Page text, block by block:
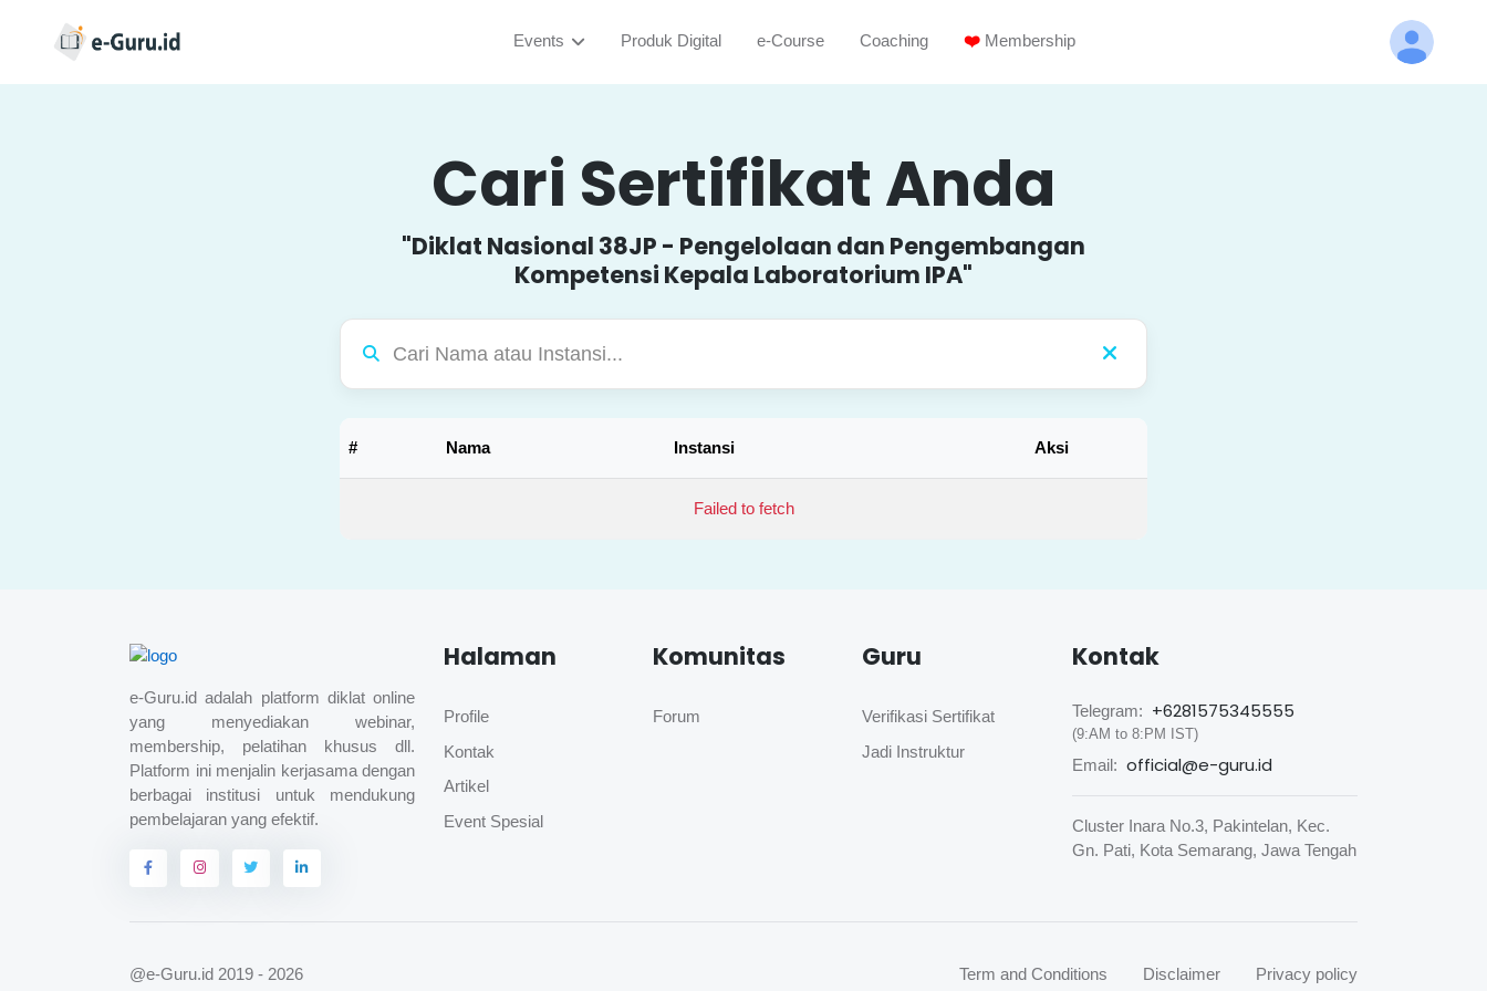
Events Produk Digital e-Course Coaching ❤️Membership
Cari Sertifikat Anda
"Diklat Nasional 38JP - Pengelolaan dan Pengembangan
Kompetensi Kepala Laboratorium IPA"
# Nama Instansi Aksi
Failed to fetch
e-Guru.id adalah platform diklat online
yang menyediakan webinar,
membership, pelatihan khusus dll.
Platform ini menjalin kerjasama dengan
berbagai institusi untuk mendukung
pembelajaran yang efektif.
Halaman
Profile
Kontak
Artikel
Event Spesial
Komunitas
Forum
Guru
Verifikasi Sertifikat
Jadi Instruktur
Kontak
Telegram: +6281575345555
(9:AM to 8:PM IST)
Email: official@e-guru.id
Cluster Inara No.3, Pakintelan, Kec.
Gn. Pati, Kota Semarang, Jawa Tengah
@e-Guru.id 2019 - 2026 Term and Conditions Disclaimer Privacy policy